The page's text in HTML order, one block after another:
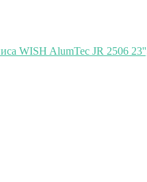
WISH AlumTec JR 2506